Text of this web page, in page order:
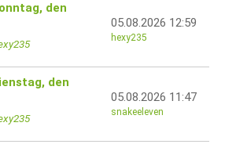
den
05.08.2026 12:59
hexy235
den
05.08.2026 11:47
snakeeleven